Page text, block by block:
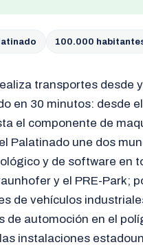
100.000
transportes desde
en 30 minutos: desde
el componente de
Palatinado une dos
y de software en
y el PRE-Park;
de vehículos
de automoción en el
instalaciones